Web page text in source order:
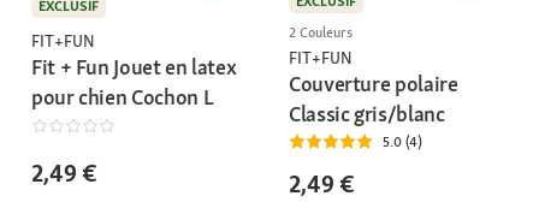
EXCLUSIF
FIT+FUN
Fit + Fun Jouet en latex
pour chien Cochon L
2,49 €
2 Couleurs
FIT+FUN
Couverture polaire
Classic gris/blanc
5.0 (4)
2,49 €